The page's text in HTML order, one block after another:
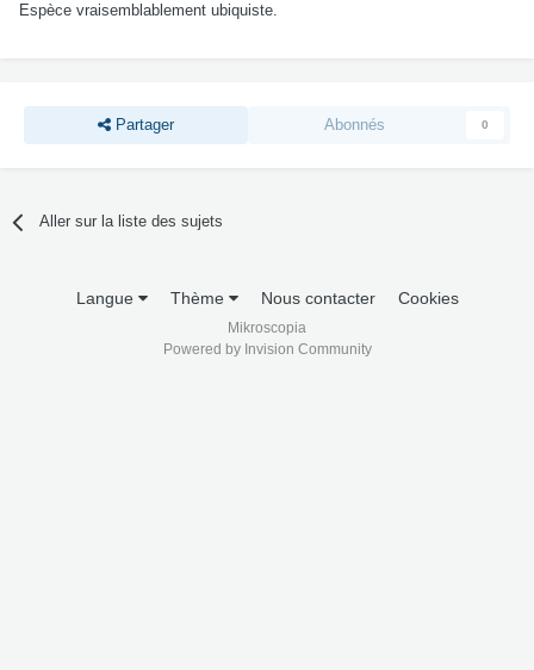
Espèce vraisemblablement ubiquiste.
Partager Abonnés 0
Aller sur la liste des sujets
Langue Thème Nous contacter Cookies
Mikroscopia
Powered by Invision Community